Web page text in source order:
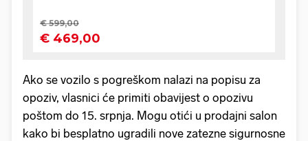
Ako se vozilo s pogreškom nalazi na popisu za
opoziv, vlasnici će primiti obavijest o opozivu
poštom do 15. srpnja. Mogu otići u prodajni salon
kako bi besplatno ugradili nove zatezne sigurnosne